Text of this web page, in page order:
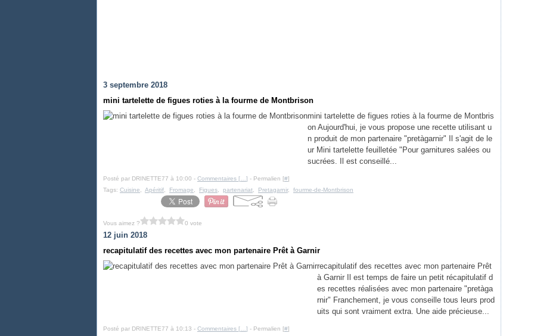
3 septembre 2018
mini tartelette de figues roties à la fourme de Montbrison
mini tartelette de figues roties à la fourme de Montbris
on Aujourd'hui, je vous propose une recette utilisant u
n produit de mon partenaire "pretàgarnir" Il s'agit de le
ur Mini tartelette feuilletée "Pour garnitures salées ou
sucrées. Il est conseillé...
Posté par DRINETTE77 à 10:00 - Commentaires [ ] - Permalien [#]
Tags: Cuisine Apéritif Fromage Figues partenariat Pretagarnir, fourme-de-Montbrison
Vous aimez ? 0 vote
12 juin 2018
recapitulatif des recettes avec mon partenaire Prêt à Garnir
recapitulatif des recettes avec mon partenaire Prêt
à Garnir Il est temps de faire un petit récapitulatif d
es recettes réalisées avec mon partenaire "pretàga
rnir" Franchement, je vous conseille tous leurs prod
uits qui sont vraiment extra. Une aide précieuse...
Posté par DRINETTE77 à 10:13 - Commentaires [ ] - Permalien [#]